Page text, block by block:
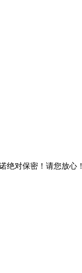
绝对保密！请您放心！